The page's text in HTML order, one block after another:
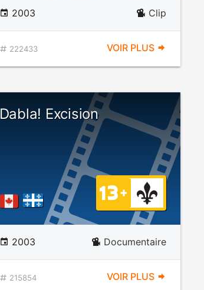
2003 Clip
222433 VOIR PLUS
Dabla! Excision
2003 Documentaire
215854 VOIR PLUS